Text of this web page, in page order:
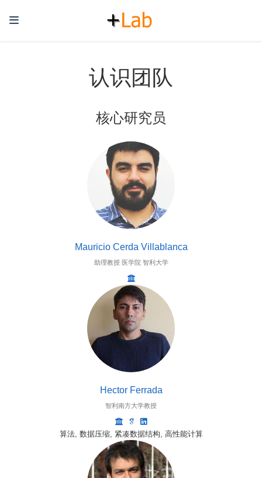
认识团队
核心研究员
Mauricio Cerda Villablanca
助理教授 医学院 智利大学
Hector Ferrada
智利南方大学教授
算法, 数据压缩, 紧凑数据结构, 高性能计算